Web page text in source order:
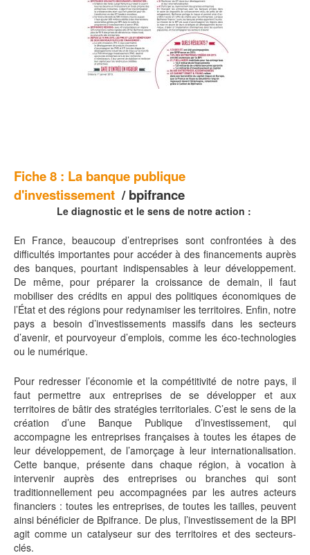
Fiche 8 : La banque publique
d'investissement / bpifrance
Le diagnostic et le sens de notre action :
En France, beaucoup d’entreprises sont confrontées à des
difficultés importantes pour accéder à des financements auprès
des banques, pourtant indispensables à leur développement.
De même, pour préparer la croissance de demain, il faut
mobiliser des crédits en appui des politiques économiques de
l’État et des régions pour redynamiser les territoires. Enfin, notre
pays a besoin d’investissements massifs dans les secteurs
d’avenir, et pourvoyeur d’emplois, comme les éco-technologies
ou le numérique.
Pour redresser l’économie et la compétitivité de notre pays, il
faut permettre aux entreprises de se développer et aux
territoires de bâtir des stratégies territoriales. C’est le sens de la
création d’une Banque Publique d’investissement, qui
accompagne les entreprises françaises à toutes les étapes de
leur développement, de l’amorçage à leur internationalisation.
Cette banque, présente dans chaque région, à vocation à
intervenir auprès des entreprises ou branches qui sont
traditionnellement peu accompagnées par les autres acteurs
financiers : toutes les entreprises, de toutes les tailles, peuvent
ainsi bénéficier de Bpifrance. De plus, l’investissement de la BPI
agit comme un catalyseur sur des territoires et des secteurs-
clés.